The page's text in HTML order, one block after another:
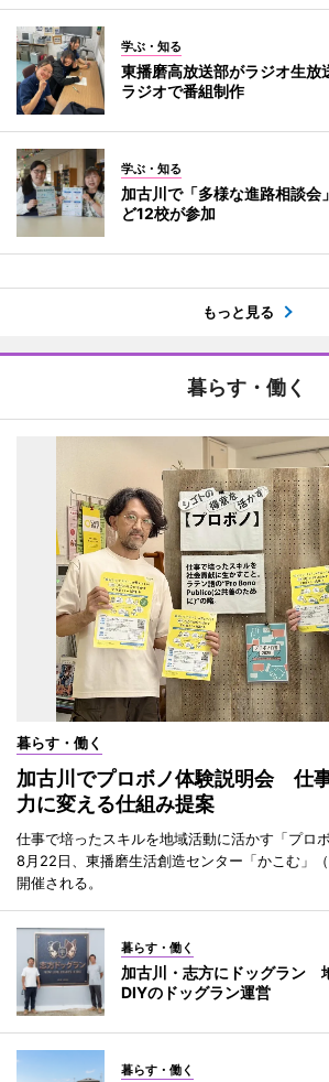
学ぶ・知る
東播磨高放送部がラジオ生
ラジオで番組制作
学ぶ・知る
加古川で「多様な進路相談
ど12校が参加
もっと見る
暮らす・働く
暮らす・働く
加古川でプロボノ体験説明会 仕
力に変える仕組み提案
仕事で培ったスキルを地域活動に活かす「プロ
8月22日、東播磨生活創造センター「かこむ」
開催される。
暮らす・働く
加古川・志方にドッグラン
DIYのドッグラン運営
暮らす・働く